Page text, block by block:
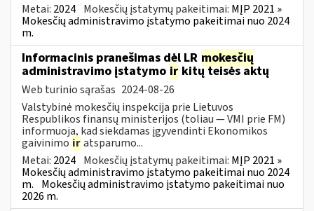
Metai: 2024 Mokesčių įstatymų pakeitimai: MĮP 2021 »
Mokesčių administravimo įstatymo pakeitimai nuo 2024
m.
Informacinis pranešimas dėl LR mokesčių
administravimo įstatymo ir kitų teisės aktų
Web turinio sąrašas 2024-08-26
Valstybinė mokesčių inspekcija prie Lietuvos
Respublikos finansų ministerijos (toliau — VMI prie FM)
informuoja, kad siekdamas įgyvendinti Ekonomikos
gaivinimo iratsparumo...
Metai: 2024 Mokesčių įstatymų pakeitimai: MĮP 2021 »
Mokesčių administravimo įstatymo pakeitimai nuo 2024
m. Mokesčių administravimo įstatymo pakeitimai nuo
2026 m.